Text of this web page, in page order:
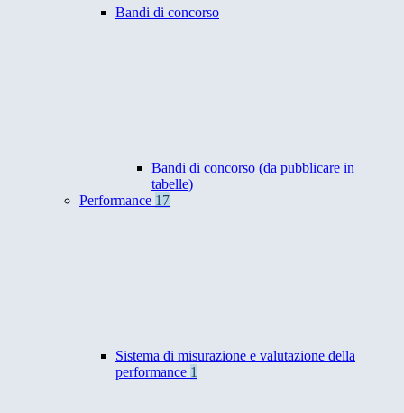
Bandi di concorso
Bandi di concorso (da pubblicare in
tabelle)
Performance 17
Sistema di misurazione e valutazione della
performance 1